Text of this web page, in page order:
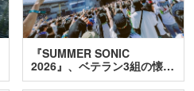
『SUMMER SONIC
2026』、ベテラン3組の懐…